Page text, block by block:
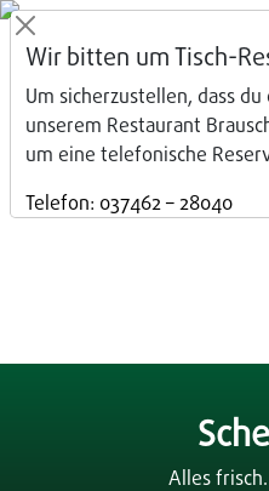
Alles
Wir bitten um Tisch-
Um sicherzustellen, dass
unserem Restaurant
um eine telefonische
Telefon: 037462 – 28040